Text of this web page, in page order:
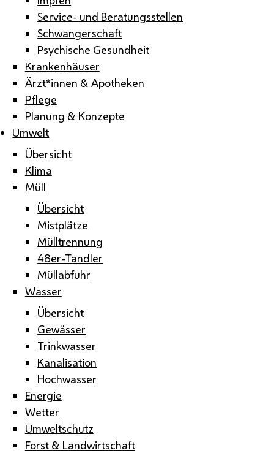
Service- und Beratungsstellen
Schwangerschaft
Psychische Gesundheit
Krankenhäuser
Ärzt*innen & Apotheken
Pflege
Planung & Konzepte
Umwelt
Übersicht
Klima
Müll
Übersicht
Mistplätze
Mülltrennung
48er-Tandler
Müllabfuhr
Wasser
Übersicht
Gewässer
Trinkwasser
Kanalisation
Hochwasser
Energie
Wetter
Umweltschutz
Forst & Landwirtschaft